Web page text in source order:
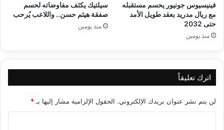
فينيسيوس جونيور يحسم مستقبله
مع ريال مدريد بعقد طويل الأمد
حتى 2032
منذ يومين
سيلتيك يكثف مفاوضاته لحسم
صفقة هيثم حسن.. واللاعب يُرحب
منذ يومين
اترك تعليقاً
لن يتم نشر عنوان بريدك الإلكتروني. الحقول الإلزامية مشار إليها بـ *